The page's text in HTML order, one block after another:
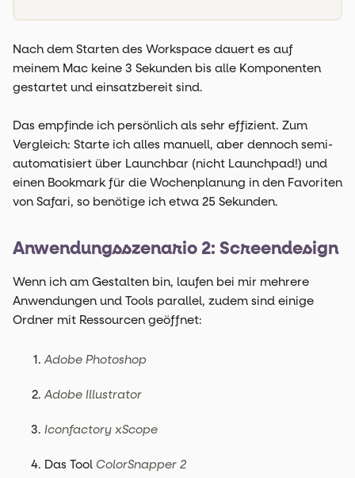
Nach dem Starten des Workspace dauert es auf
meinem Mac keine 3 Sekunden bis alle Komponenten
gestartet und einsatzbereit sind.
Das empfinde ich persönlich als sehr effizient. Zum
Vergleich: Starte ich alles manuell, aber dennoch semi-
automatisiert über Launchbar (nicht Launchpad!) und
einen Bookmark für die Wochenplanung in den Favoriten
von Safari, so benötige ich etwa 25 Sekunden.
Anwendungsszenario 2: Screendesign
Wenn ich am Gestalten bin, laufen bei mir mehrere
Anwendungen und Tools parallel, zudem sind einige
Ordner mit Ressourcen geöffnet:
Adobe Photoshop
Adobe Illustrator
Iconfactory xScope
Das Tool ColorSnapper 2